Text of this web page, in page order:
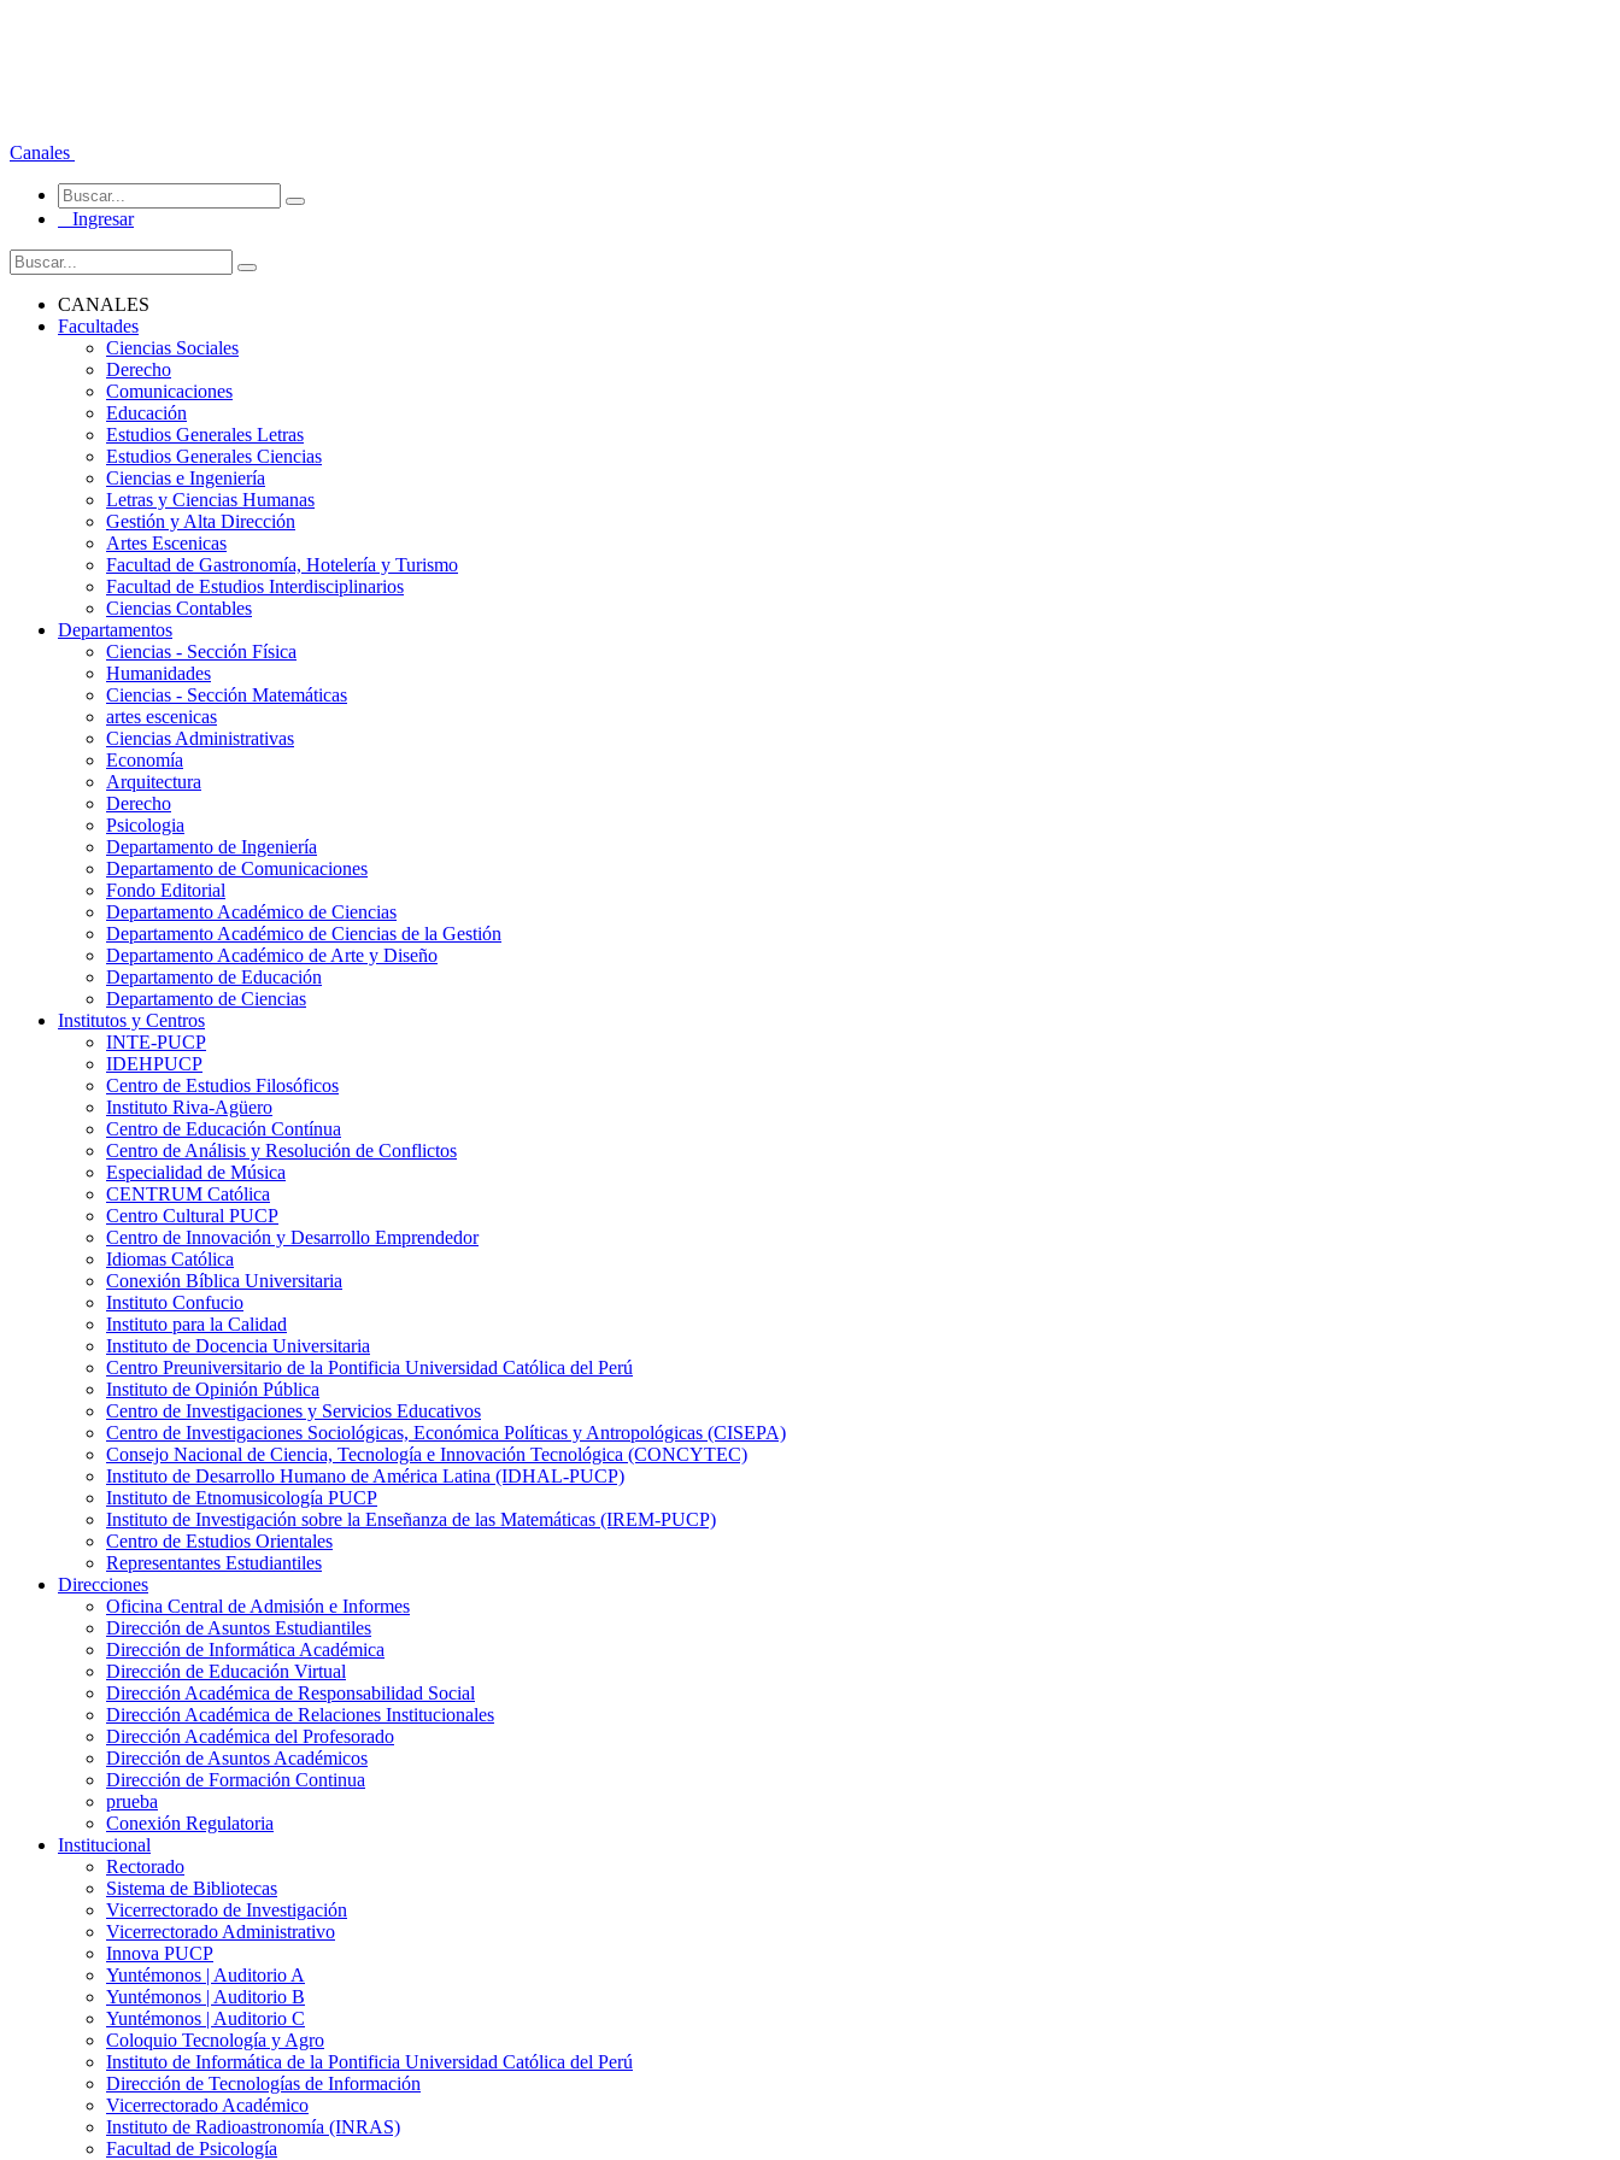
Canales
Ingresar
CANALES
Facultades
Ciencias Sociales
Derecho
Comunicaciones
Educación
Estudios Generales Letras
Estudios Generales Ciencias
Ciencias e Ingeniería
Letras y Ciencias Humanas
Gestión y Alta Dirección
Artes Escenicas
Facultad de Gastronomía, Hotelería y Turismo
Facultad de Estudios Interdisciplinarios
Ciencias Contables
Departamentos
Ciencias - Sección Física
Humanidades
Ciencias - Sección Matemáticas
artes escenicas
Ciencias Administrativas
Economía
Arquitectura
Derecho
Psicologia
Departamento de Ingeniería
Departamento de Comunicaciones
Fondo Editorial
Departamento Académico de Ciencias
Departamento Académico de Ciencias de la Gestión
Departamento Académico de Arte y Diseño
Departamento de Educación
Departamento de Ciencias
Institutos y Centros
INTE-PUCP
IDEHPUCP
Centro de Estudios Filosóficos
Instituto Riva-Agüero
Centro de Educación Contínua
Centro de Análisis y Resolución de Conflictos
Especialidad de Música
CENTRUM Católica
Centro Cultural PUCP
Centro de Innovación y Desarrollo Emprendedor
Idiomas Católica
Conexión Bíblica Universitaria
Instituto Confucio
Instituto para la Calidad
Instituto de Docencia Universitaria
Centro Preuniversitario de la Pontificia Universidad Católica del Perú
Instituto de Opinión Pública
Centro de Investigaciones y Servicios Educativos
Centro de Investigaciones Sociológicas, Económica Políticas y Antropológicas (CISEPA)
Consejo Nacional de Ciencia, Tecnología e Innovación Tecnológica (CONCYTEC)
Instituto de Desarrollo Humano de América Latina (IDHAL-PUCP)
Instituto de Etnomusicología PUCP
Instituto de Investigación sobre la Enseñanza de las Matemáticas (IREM-PUCP)
Centro de Estudios Orientales
Representantes Estudiantiles
Direcciones
Oficina Central de Admisión e Informes
Dirección de Asuntos Estudiantiles
Dirección de Informática Académica
Dirección de Educación Virtual
Dirección Académica de Responsabilidad Social
Dirección Académica de Relaciones Institucionales
Dirección Académica del Profesorado
Dirección de Asuntos Académicos
Dirección de Formación Continua
prueba
Conexión Regulatoria
Institucional
Rectorado
Sistema de Bibliotecas
Vicerrectorado de Investigación
Vicerrectorado Administrativo
Innova PUCP
Yuntémonos | Auditorio A
Yuntémonos | Auditorio B
Yuntémonos | Auditorio C
Coloquio Tecnología y Agro
Instituto de Informática de la Pontificia Universidad Católica del Perú
Dirección de Tecnologías de Información
Vicerrectorado Académico
Instituto de Radioastronomía (INRAS)
Facultad de Psicología